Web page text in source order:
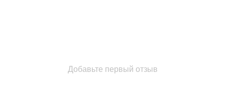
Добавьте первый отзыв